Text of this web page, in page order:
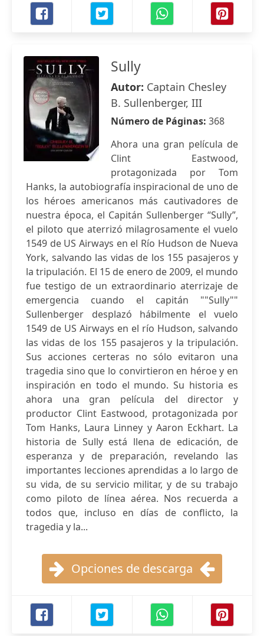
Sully
Autor: Captain Chesley
B. Sullenberger, III
Número de Páginas: 368
Ahora una gran película de
Clint Eastwood,
protagonizada por Tom
Hanks, la autobiografía inspiracional de uno de
los héroes americanos más cautivadores de
nuestra época, el Capitán Sullenberger “Sully”,
el piloto que aterrizó milagrosamente el vuelo
1549 de US Airways en el Río Hudson de Nueva
York, salvando las vidas de los 155 pasajeros y
la tripulación. El 15 de enero de 2009, el mundo
fue testigo de un extraordinario aterrizaje de
emergencia cuando el capitán ""Sully""
Sullenberger desplazó hábilmente el vuelo
1549 de US Airways en el río Hudson, salvando
las vidas de los 155 pasajeros y la tripulación.
Sus acciones certeras no sólo evitaron una
tragedia sino que lo convirtieron en héroe y en
inspiración en todo el mundo. Su historia es
ahora una gran película del director y
productor Clint Eastwood, protagonizada por
Tom Hanks, Laura Linney y Aaron Eckhart. La
historia de Sully está llena de edicación, de
esperanza y de preparación, revelando las
importantes lecciones aprendidas a lo largo de
su vida, de su servicio militar, y de su trabajo
como piloto de línea aérea. Nos recuerda a
todos que, incluso en días de conflicto, la
tragedia y la...
Opciones de descarga